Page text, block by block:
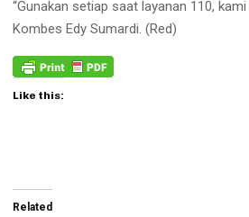
“Gunakan setiap saat layanan 110,
Kombes Edy Sumardi. (Red)
Like this:
Related